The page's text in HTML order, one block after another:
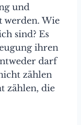
und
werden. Wie
sind? Es
ihren
darf
zählen
zählen, die